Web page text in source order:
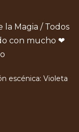
Magia / Todos
con mucho ❤
escénica: Violeta